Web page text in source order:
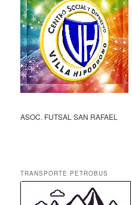
ASOC. FUTSAL SAN RAFAEL
TRANSPORTE PETROBUS